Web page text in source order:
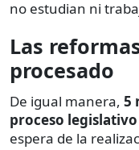
no estudian ni
Las
procesado
De igual manera, 5
proceso legislativo
espera de la